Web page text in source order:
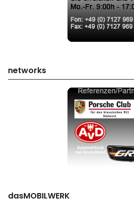
networks
dasMOBILWERK